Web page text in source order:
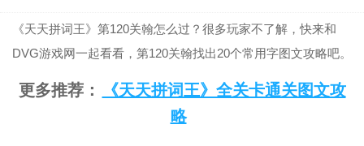
《天天拼词王》第120关翰怎么过？很多玩家不了解，快来和
DVG游戏网一起看看，第120关翰找出20个常用字图文攻略吧。
更多推荐：
《天天拼词王》全关卡通关图文攻
略